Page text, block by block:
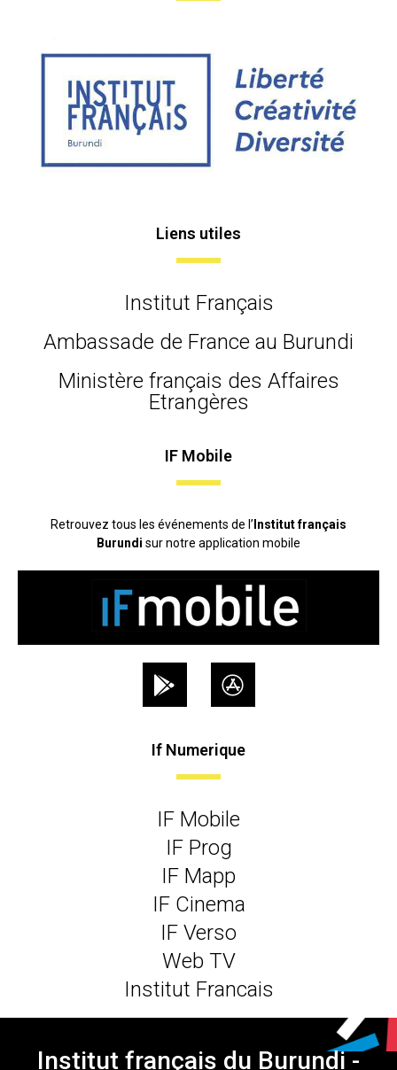
Liens utiles
Institut Français
Ambassade de France au Burundi
Ministère français des Affaires
Etrangères
IF Mobile
Retrouvez tous les événements de l’ Institut français
Burundi sur notre application mobile
If Numerique
IF Mobile
IF Prog
IF Mapp
IF Cinema
IF Verso
Web TV
Institut Francais
Institut français du Burundi -